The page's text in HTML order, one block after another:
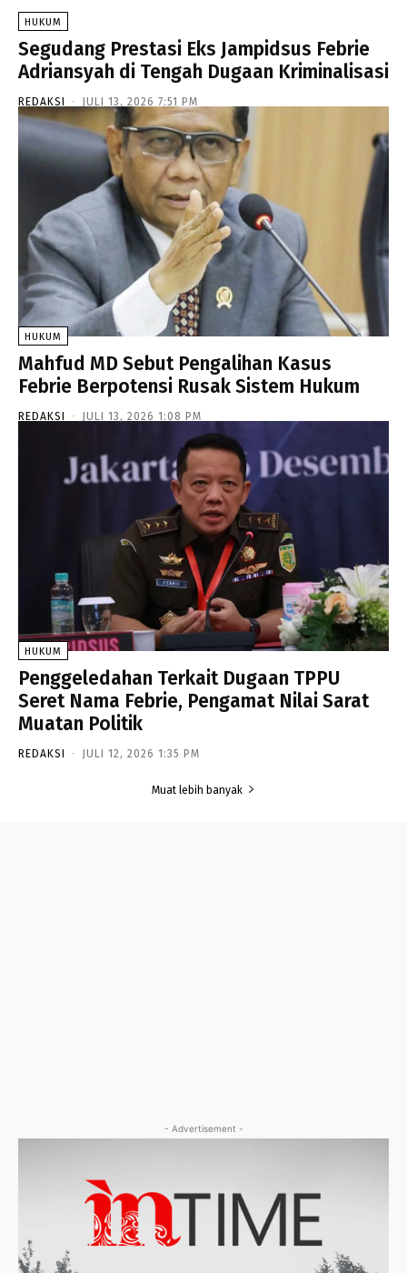
HUKUM
Segudang Prestasi Eks Jampidsus Febrie
Adriansyah di Tengah Dugaan Kriminalisasi
REDAKSI - JULI 13, 2026 7:51 PM
HUKUM
Mahfud MD Sebut Pengalihan Kasus
Febrie Berpotensi Rusak Sistem Hukum
REDAKSI - JULI 13, 2026 1:08 PM
HUKUM
Penggeledahan Terkait Dugaan TPPU
Seret Nama Febrie, Pengamat Nilai Sarat
Muatan Politik
REDAKSI - JULI 12, 2026 1:35 PM
Muat lebih banyak
- Advertisement -